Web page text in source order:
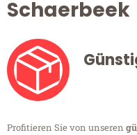
Schaerbeek
Profitieren Sie von unseren